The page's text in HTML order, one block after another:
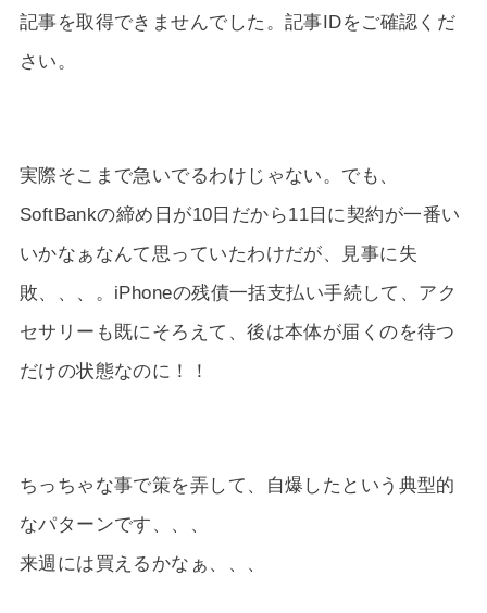
記事を取得できませんでした。記事IDをご確認くだ
さい。
実際そこまで急いでるわけじゃない。でも、
SoftBankの締め日が10日だから11日に契約が一番い
いかなぁなんて思っていたわけだが、見事に失
敗、、、。iPhoneの残債一括支払い手続して、アク
セサリーも既にそろえて、後は本体が届くのを待つ
だけの状態なのに！！
ちっちゃな事で策を弄して、自爆したという典型的
なパターンです、、、
来週には買えるかなぁ、、、